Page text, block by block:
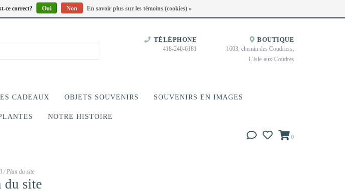
Heures d'ouverture : Disponible sur Google
TÉLÉPHONE
418-240-6181
BOUTIQUE
1603, chemin des Coudriers,
L'Isle-aux-Coudres
CADEAUX OBJETS SOUVENIRS SOUVENIRS EN IMAGES
NOTRE HISTOIRE
0
/Plan du site
du site
ce correct? Oui Non En savoir plus sur les témoins (cookies) »